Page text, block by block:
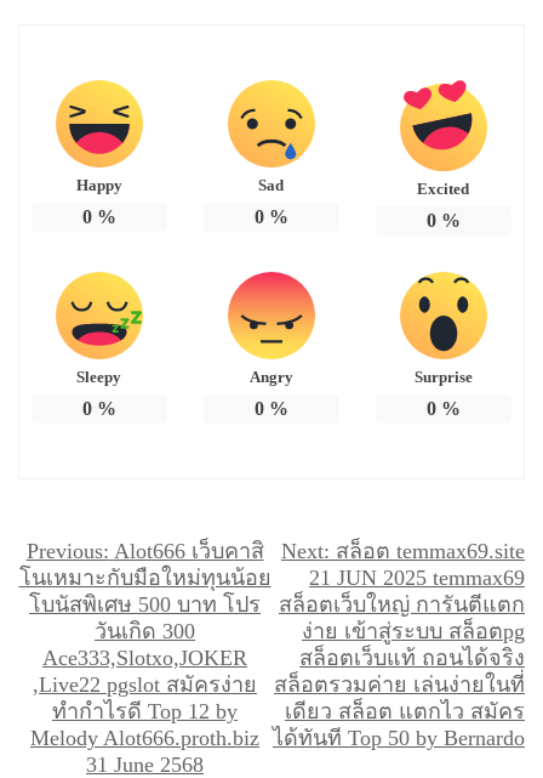
Happy
0%
Sad
0%
Excited
0%
Sleepy
0%
Angry
0%
Surprise
0%
แ
น
น
ว
Previous: Alot666 เว็บคาสิ
โนเหมาะกับมือใหม่ทุนน้อย
โบนัสพิเศษ 500 บาท โปร
วันเกิด 300
Ace333,Slotxo,JOKER
,Live22 pgslot สมัครง่าย
ทำกำไรดี Top 12 by
Melody Alot666.proth.biz
31 June 2568
Next: สล็อต temmax69.site
21 JUN 2025 temmax69
สล็อตเว็บใหญ่ การันตีแตก
ง่าย เข้าสู่ระบบ สล็อตpg
สล็อตเว็บแท้ ถอนได้จริง
สล็อตรวมค่าย เล่นง่ายในที่
เดียว สล็อต แตกไว สมัคร
ได้ทันที Top 50 by Bernardo